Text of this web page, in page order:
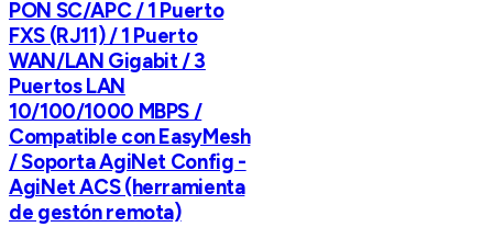
PON SC/APC / 1 Puerto
FXS (RJ11) / 1 Puerto
WAN/LAN Gigabit / 3
Puertos LAN
10/100/1000 MBPS /
Compatible con EasyMesh
/ Soporta AgiNet Config -
AgiNet ACS (herramienta
de gestón remota)